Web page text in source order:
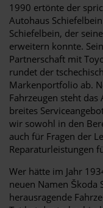
1990 ertönte der
Autohaus
Schiefelbein, der
erweitern konnte.
Partnerschaft mit
rundet der
Markenportfolio ab.
Fahrzeugen steht
breites
wir sowohl in den
auch für Fragen der
Reparaturleistungen
Wer hätte im Jahr
neuen Namen Škoda
herausragende